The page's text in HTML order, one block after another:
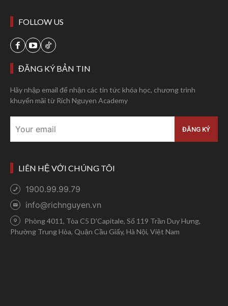
FOLLOW US
ĐĂNG KÝ BẢN TIN
Hãy nhập email để nhận các tin tức khóa học, chương trình
khuyến mãi từ Rich Nguyen Academy
LIÊN HỆ VỚI CHÚNG TÔI
1900.99.99.79
info@richnguyen.vn
Phòng 4011, Tòa C5 D'Capitale, Số 119 Trần Duy Hưng,
Phường Trung Hòa, Quận Cầu Giấy, Hà Nội, Việt Nam